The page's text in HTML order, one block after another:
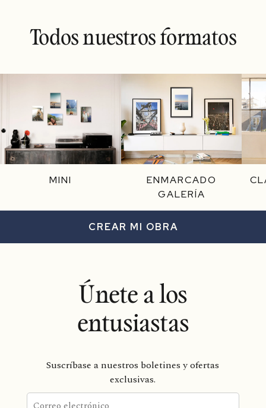
Todos nuestros formatos
MINI
ENMARCADO
GALERÍA
CREAR MI OBRA
Únete a los
entusiastas
Suscríbase a nuestros boletines y ofertas
exclusivas.